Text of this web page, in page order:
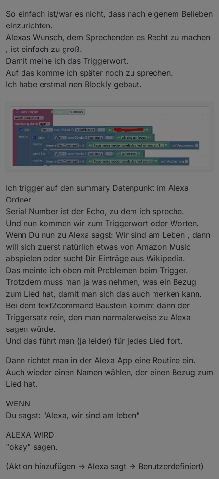
So einfach ist/war es nicht, dass nach eigenem Belieben
einzurichten.
Alexas Wunsch, dem Sprechenden es Recht zu machen
, ist einfach zu groß.
Damit meine ich das Triggerwort.
Auf das komme ich später noch zu sprechen.
Ich habe erstmal nen Blockly gebaut.
Ich trigger auf den summary Datenpunkt im Alexa
Ordner.
Serial Number ist der Echo, zu dem ich spreche.
Und nun kommen wir zum Triggerwort oder Worten.
Wenn Du nun zu Alexa sagst: Wir sind am Leben , dann
will sich zuerst natürlich etwas von Amazon Music
abspielen oder sucht Dir Einträge aus Wikipedia.
Das meinte ich oben mit Problemen beim Trigger.
Trotzdem muss man ja was nehmen, was ein Bezug
zum Lied hat, damit man sich das auch merken kann.
Bei dem text2command Baustein kommt dann der
Triggersatz rein, den man normalerweise zu Alexa
sagen würde.
Und das führt man (ja leider) für jedes Lied fort.
Dann richtet man in der Alexa App eine Routine ein.
Auch wieder einen Namen wählen, der einen Bezug zum
Lied hat.
WENN
Du sagst: "Alexa, wir sind am leben"
ALEXA WIRD
"okay" sagen.
(Aktion hinzufügen -> Alexa sagt -> Benutzerdefiniert)